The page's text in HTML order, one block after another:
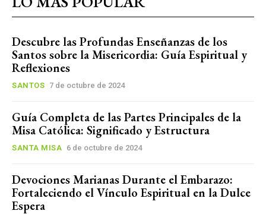
Descubre las Profundas Enseñanzas de los
Santos sobre la Misericordia: Guía Espiritual y
Reflexiones
SANTOS 7 de octubre de 2024
Guía Completa de las Partes Principales de la
Misa Católica: Significado y Estructura
SANTA MISA 6 de octubre de 2024
Devociones Marianas Durante el Embarazo:
Fortaleciendo el Vínculo Espiritual en la Dulce
Espera